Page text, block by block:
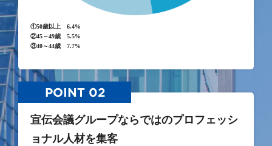
①50歳以上 6.4%
②45～49歳 5.5%
③40～44歳 7.7%
POINT 02
宣伝会議グループならではのプロフェッシ
ョナル人材を集客